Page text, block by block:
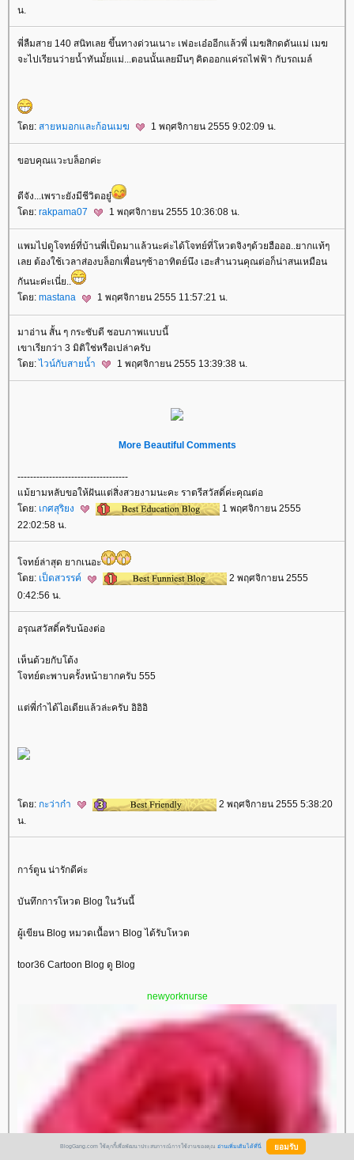
น.
พี่ลืมสาย 140 สนิทเลย ขึ้นทางด่วนเนาะ เฟอะเอ๋ออีกแล้วพี่ เมฆสิกดดันแม่ เมฆ
จะไปเรียนว่ายน้ำทันมั้ยแม่...ตอนนั้นเลยมึนๆ คิดออกแค่รถไฟฟ้า กับรถเมล์
ดย: สายหมอกและก้อนเมฆ 1 พฤศจิกายน 2555 9:02:09 น.
ขอบคุณแวะบล็อกค่ะ
ดีจัง...เพราะยังมีชีวิตอยู๋
ดย: rakpama07 1 พฤศจิกายน 2555 10:36:08 น.
พมไปดูโจทย์ที่บ้านพี่เป็ดมาแล้วนะค่ะได้โจทย์ที่โหวตจิงๆด้วยฮือออ..ยากแท้ๆ
เลย ต้องใช้เวลาส่องบล็อกเพื่อนๆซ้าอาทิตย์นึง เฮะสำนวนคุณต่อก็น่าสนเหมือน
กันนะค่ะเนี่ย..
ดย: mastana 1 พฤศจิกายน 2555 11:57:21 น.
มาอ่าน สั้น ๆ กระชับดี ชอบภาพแบบนี้
เขาเรียกว่า 3 มิติใช่หรือเปล่าครับ
ดย:ไวน์กับสายน้ำ 1 พฤศจิกายน 2555 13:39:38 น.
More Beautiful Comments
-----------------------------------
ม้ยามหลับขอให้ฝันแต่สิ่งสวยงามนะคะ ราตรีสวัสดิ์ค่ะคุณต่อ
ดย: เกศสุริยง
1 พฤศจิกายน 2555
22:02:58 น.
จทย์ล่าสุด ยากเนอะ
ดย: เป็ดสวรรค์
2 พฤศจิกายน 2555
0:42:56 น.
อรุณสวัสดิ์ครับน้องต่อ
เห็นด้วยกับโต้ง
จทย์ตะพาบครั้งหน้ายากครับ 555
ต่พี่ก๋าได้ไอเดียแล้วล่ะครับ อิอิอิ
ดย: กะว่าก๋า
2 พฤศจิกายน 2555 5:38:20
น.
การ์ตูน น่ารักดีค่ะ
บันทึกการโหวต Blog ในวันนี้
ผู้เขียน Blog หมวดเนื้อหา Blog ได้รับโหวต
toor36 Cartoon Blog ดู Blog
newyorknurse
BlogGang.com ใช้คุกกี้เพื่อพัฒนาประสบการณ์การใช้งานของคุณ อ่านเพิ่มเติมได้ที่นี่